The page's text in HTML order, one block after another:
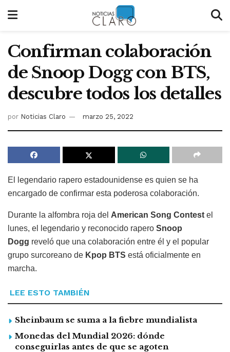
Confirman colaboración
de Snoop Dogg con BTS,
descubre todos los detalles
por Noticias Claro marzo 25, 2022
El legendario rapero estadounidense es quien se ha
encargado de confirmar esta poderosa colaboración.
Durante la alfombra roja del American Song Contest el
lunes, el legendario y reconocido rapero Snoop
Dogg reveló que una colaboración entre él y el popular
grupo surcoreano de Kpop BTS está oficialmente en
marcha.
LEE ESTO TAMBIÉN
Sheinbaum se suma a la fiebre mundialista
Monedas del Mundial 2026: dónde
conseguirlas antes de que se agoten